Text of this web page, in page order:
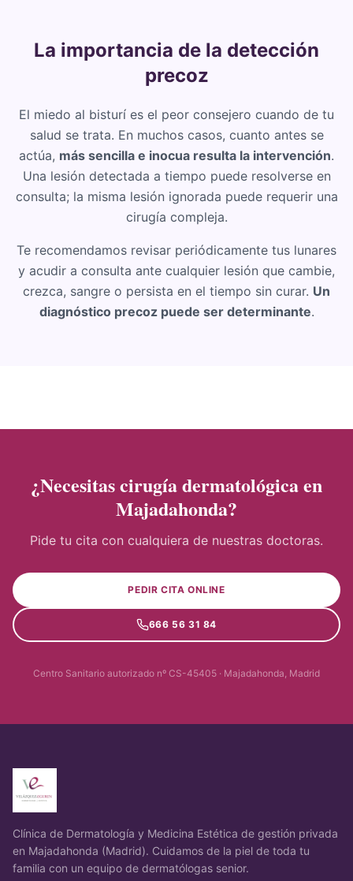
La importancia de la detección
precoz
El miedo al bisturí es el peor consejero cuando de tu
salud se trata. En muchos casos, cuanto antes se
actúa, más sencilla e inocua resulta la intervención.
Una lesión detectada a tiempo puede resolverse en
consulta; la misma lesión ignorada puede requerir una
cirugía compleja.
Te recomendamos revisar periódicamente tus lunares
y acudir a consulta ante cualquier lesión que cambie,
crezca, sangre o persista en el tiempo sin curar. Un
diagnóstico precoz puede ser determinante.
¿Necesitas cirugía dermatológica en
Majadahonda?
Pide tu cita con cualquiera de nuestras doctoras.
PEDIR CITA ONLINE
666 56 31 84
Centro Sanitario autorizado nº CS-45405 · Majadahonda, Madrid
Clínica de Dermatología y Medicina Estética de gestión privada
en Majadahonda (Madrid). Cuidamos de la piel de toda tu
familia con un equipo de dermatólogas senior.